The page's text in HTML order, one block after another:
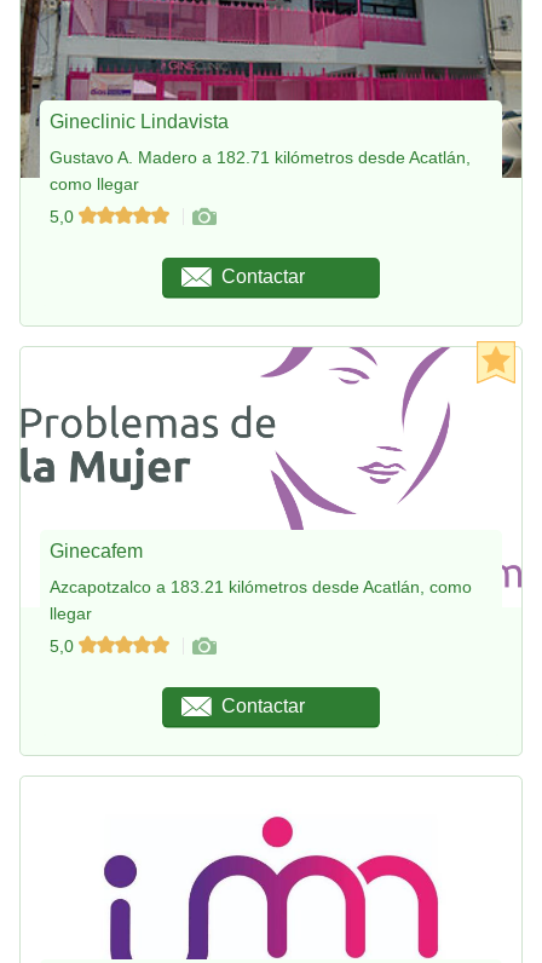
Gineclinic Lindavista
Gustavo A. Madero a 182.71 kilómetros desde Acatlán,
como llegar
5,0
Contactar
Ginecafem
Azcapotzalco a 183.21 kilómetros desde Acatlán, como
llegar
5,0
Contactar